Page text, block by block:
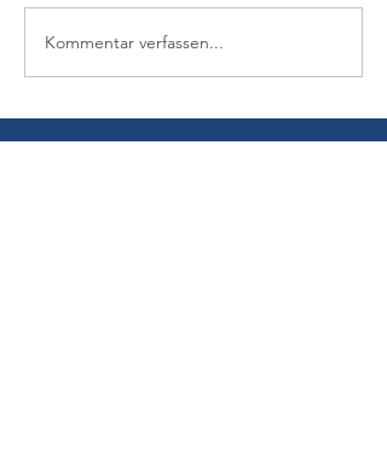
Kommentar verfassen...